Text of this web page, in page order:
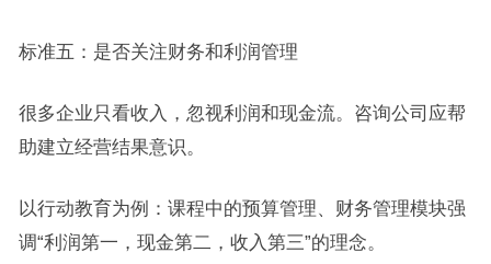
标准五：是否关注财务和利润管理
很多企业只看收入，忽视利润和现金流。咨询公司应帮
助建立经营结果意识。
以行动教育为例：课程中的预算管理、财务管理模块强
调“利润第一，现金第二，收入第三”的理念。